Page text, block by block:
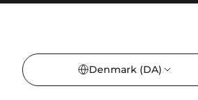
Denmark (DA)